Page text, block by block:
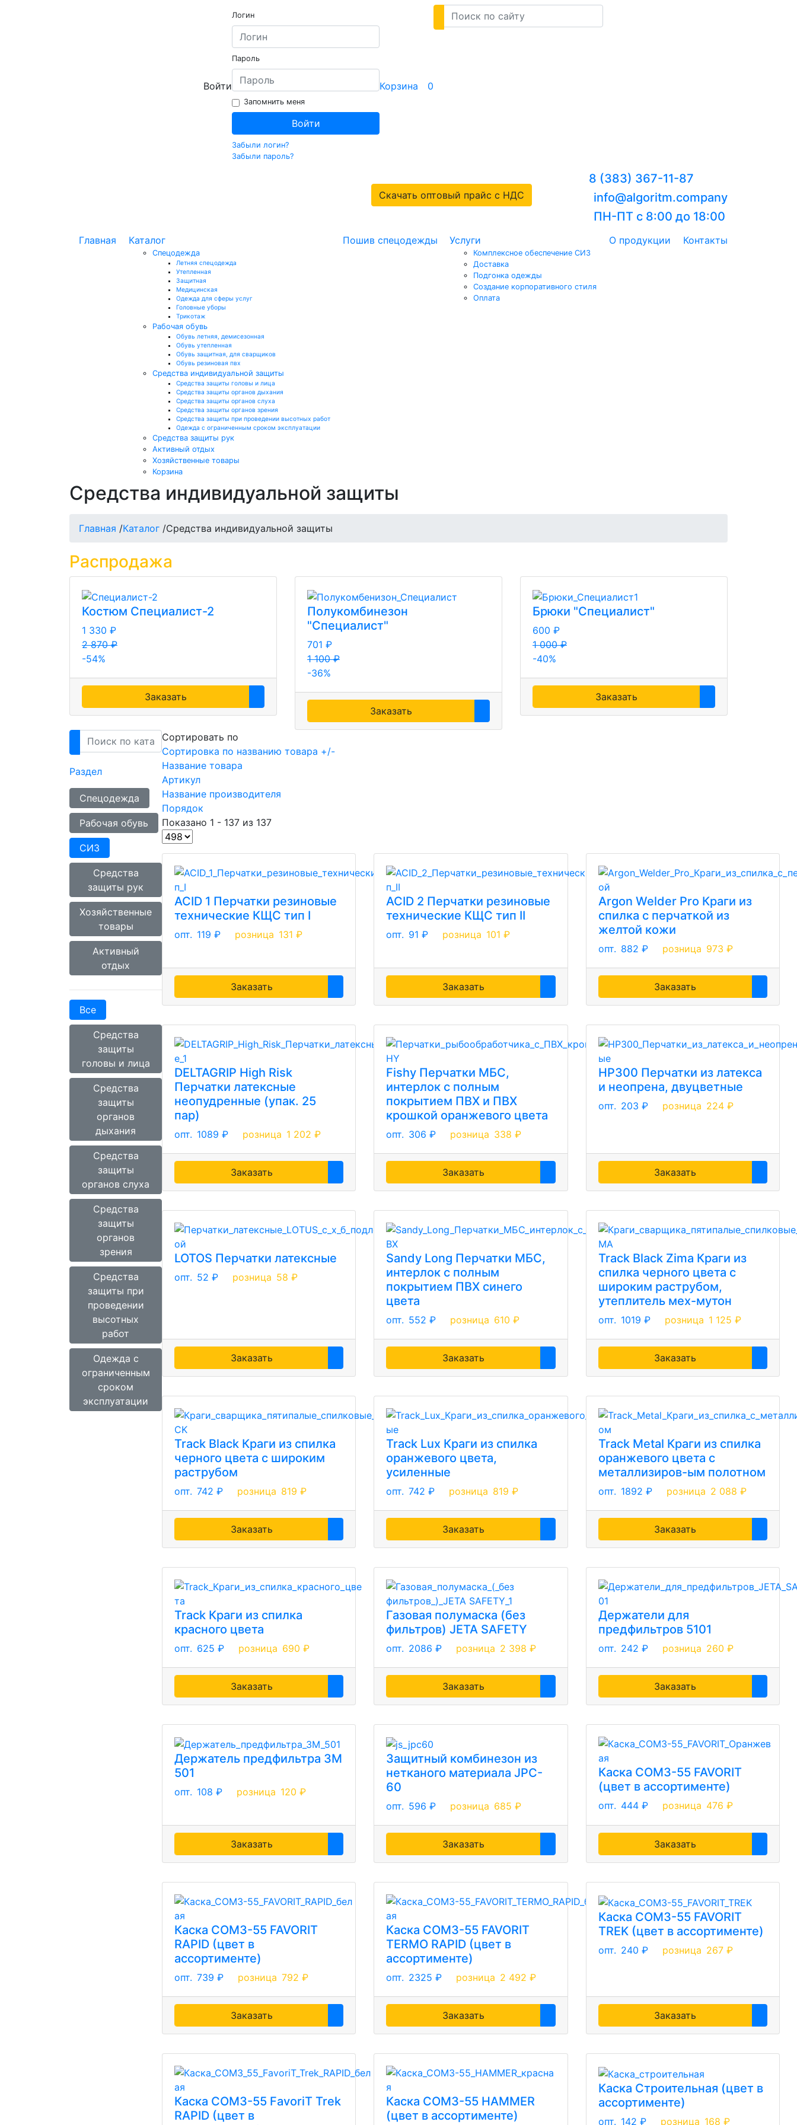
Войти
Логин
Пароль
Запомнить меня
Войти
Забыли логин?
Забыли пароль?
Корзина 0
Скачать оптовый прайс с НДС
8 (383) 367-11-87
info@algoritm.company
ПН-ПТ с 8:00 до 18:00
Главная Каталог
Спецодежда
Летняя спецодежда
Утепленная
Защитная
Медицинская
Одежда для сферы услуг
Головные уборы
Трикотаж
Рабочая обувь
Обувь летняя, демисезонная
Обувь утепленная
Обувь защитная, для сварщиков
Обувь резиновая пвх
Средства индивидуальной защиты
Средства защиты головы и лица
Средства защиты органов дыхания
Средства защиты органов слуха
Средства защиты органов зрения
Средства защиты при проведении высотных работ
Одежда с ограниченным сроком эксплуатации
Средства защиты рук
Активный отдых
Хозяйственные товары
Корзина
Пошив спецодежды Услуги
Комплексное обеспечение СИЗ
Доставка
Подгонка одежды
Создание корпоративного стиля
Оплата
О продукции Контакты
Средства индивидуальной защиты
Главная /Каталог /Средства индивидуальной защиты
Распродажа
Костюм Специалист-2
1 330 ₽
2 870 ₽
-54%
Заказать
Полукомбинезон
"Специалист"
701 ₽
1 100 ₽
-36%
Заказать
Брюки "Специалист"
600 ₽
1 000 ₽
-40%
Заказать
Сортировать по
Сортировка по названию товара +/-
Название товара
Артикул
Название производителя
Порядок
Показано 1 - 137 из 137
ACID 1 Перчатки резиновые
технические КЩС тип I
опт. 119 ₽ розница 131 ₽
Заказать
ACID 2 Перчатки резиновые
технические КЩС тип II
опт. 91 ₽ розница 101 ₽
Заказать
Argon Welder Pro Краги из
спилка с перчаткой из
желтой кожи
опт. 882 ₽ розница 973 ₽
Заказать
DELTAGRIP High Risk
Перчатки латексные
неопудренные (упак. 25
пар)
опт. 1089 ₽ розница 1 202 ₽
Заказать
Fishy Перчатки МБС,
интерлок с полным
покрытием ПВХ и ПВХ
крошкой оранжевого цвета
опт. 306 ₽ розница 338 ₽
Заказать
HP300 Перчатки из латекса
и неопрена, двуцветные
опт. 203 ₽ розница 224 ₽
Заказать
LOTOS Перчатки латексные
опт. 52 ₽ розница 58 ₽
Заказать
Sandy Long Перчатки МБС,
интерлок с полным
покрытием ПВХ синего
цвета
опт. 552 ₽ розница 610 ₽
Заказать
Track Black Zima Краги из
спилка черного цвета с
широким раструбом,
утеплитель мех-мутон
опт. 1019 ₽ розница 1 125 ₽
Заказать
Track Black Краги из спилка
черного цвета с широким
раструбом
опт. 742 ₽ розница 819 ₽
Заказать
Track Lux Краги из спилка
оранжевого цвета,
усиленные
опт. 742 ₽ розница 819 ₽
Заказать
Track Metal Краги из спилка
оранжевого цвета с
металлизиров-ым полотном
опт. 1892 ₽ розница 2 088 ₽
Заказать
Track Краги из спилка
красного цвета
опт. 625 ₽ розница 690 ₽
Заказать
Газовая полумаска (без
фильтров) JETA SAFETY
опт. 2086 ₽ розница 2 398 ₽
Заказать
Держатели для
предфильтров 5101
опт. 242 ₽ розница 260 ₽
Заказать
Держатель предфильтра ЗМ
501
опт. 108 ₽ розница 120 ₽
Заказать
Защитный комбинезон из
нетканого материала JPC-
60
опт. 596 ₽ розница 685 ₽
Заказать
Каска СОМЗ-55 FAVORIT
(цвет в ассортименте)
опт. 444 ₽ розница 476 ₽
Заказать
Каска СОМЗ-55 FAVORIT
RAPID (цвет в
ассортименте)
опт. 739 ₽ розница 792 ₽
Заказать
Каска СОМЗ-55 FAVORIT
TERMO RAPID (цвет в
ассортименте)
опт. 2325 ₽ розница 2 492 ₽
Заказать
Каска СОМЗ-55 FAVORIT
TREK (цвет в ассортименте)
опт. 240 ₽ розница 267 ₽
Заказать
Каска СОМЗ-55 FavoriT Trek
RAPID (цвет в
Каска СОМЗ-55 HAMMER
(цвет в ассортименте)
Каска Строительная (цвет в
ассортименте)
опт. 142 ₽ розница 168 ₽
Раздел
Спецодежда
Рабочая обувь
СИЗ
Средства
защиты рук
Хозяйственные
товары
Активный
отдых
Все
Средства
защиты
головы и лица
Средства
защиты
органов
дыхания
Средства
защиты
органов слуха
Средства
защиты
органов
зрения
Средства
защиты при
проведении
высотных
работ
Одежда с
ограниченным
сроком
эксплуатации